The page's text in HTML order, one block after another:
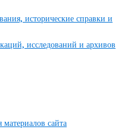
исторические справки и
исследований и архивов
сайта